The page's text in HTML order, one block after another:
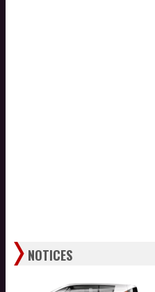
NOTICES